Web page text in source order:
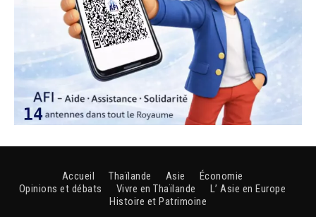
Accueil Thaïlande Asie
Économie
Opinions et débats
Vivre en Thaïlande
L’ Asie en Europe
Histoire et Patrimoine